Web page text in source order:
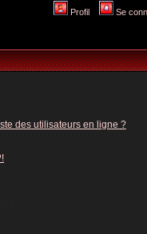
Profil Se
des utilisateurs en ligne ?